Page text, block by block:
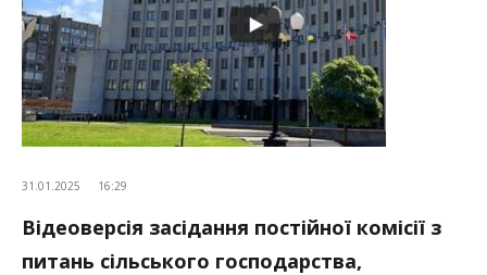
31.01.2025 16:29
Відеоверсія засідання постійної комісії з
питань сільського господарства,